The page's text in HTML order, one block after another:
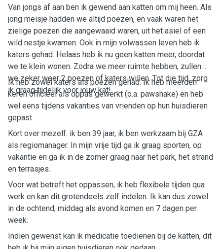
Van jongs af aan ben ik gewend aan katten om mij heen. Als
jong meisje hadden we altijd poezen, en vaak waren het
zielige poezen die aangewaaid waren, uit het asiel of een
wild nestje kwamen. Ook in mijn volwassen leven heb ik
katers gehad. Helaas heb ik nu geen katten meer, doordat
we te klein wonen. Zodra we meer ruimte hebben, zullen
we zeker weer 2 poezen of katers willen. Tot die tijd, zorg
ik graag tijdelijk voor jouw kat!
Ik heb zowel katers als poezen gehad. Ik heb meerderr
keren officieel als oppas gewerkt (o.a. pawshake) en heb
wel eens tijdens vakanties van vrienden op hun huisdieren
gepast.
Kort over mezelf: ik ben 39 jaar, ik ben werkzaam bij GZA
als regiomanager. In mijn vrije tijd ga ik graag sporten, op
vakantie en ga ik in de zomer graag naar het park, het strand
en terrasjes.
Voor wat betreft het oppassen, ik heb flexibele tijden qua
werk en kan dit grotendeels zelf indelen. Ik kan dus zowel
in de ochtend, middag als avond komen en 7 dagen per
week.
Indien gewenst kan ik medicatie toedienen bij de katten, dit